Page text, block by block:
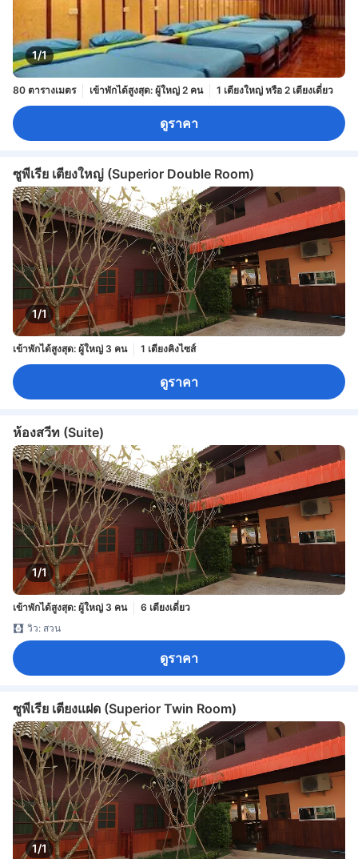
1/1
80 ตารางเมตร เข้าพักได้สูงสุด: ผู้ใหญ่ 2 คน 1 เตียงใหญ่ หรือ 2 เตียงเดี่ยว
ดูราคา
ซูพีเรีย เตียงใหญ่ (Superior Double Room)
1/1
เข้าพักได้สูงสุด: ผู้ใหญ่ 3 คน 1 เตียงคิงไซส์
ดูราคา
ห้องสวีท (Suite)
1/1
เข้าพักได้สูงสุด: ผู้ใหญ่ 3 คน
6 เตียงเดี่ยว
วิว: สวน
ดูราคา
ซูพีเรีย เตียงแฝด (Superior Twin Room)
1/1